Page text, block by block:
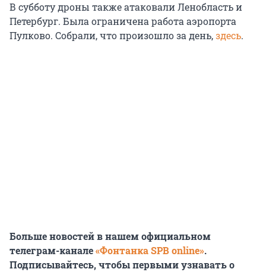
В субботу дроны также атаковали Ленобласть и
Петербург. Была ограничена работа аэропорта
Пулково. Собрали, что произошло за день,здесь.
Больше новостей в нашем официальном
телеграм-канале«Фонтанка SPB online».
Подписывайтесь, чтобы первыми узнавать о